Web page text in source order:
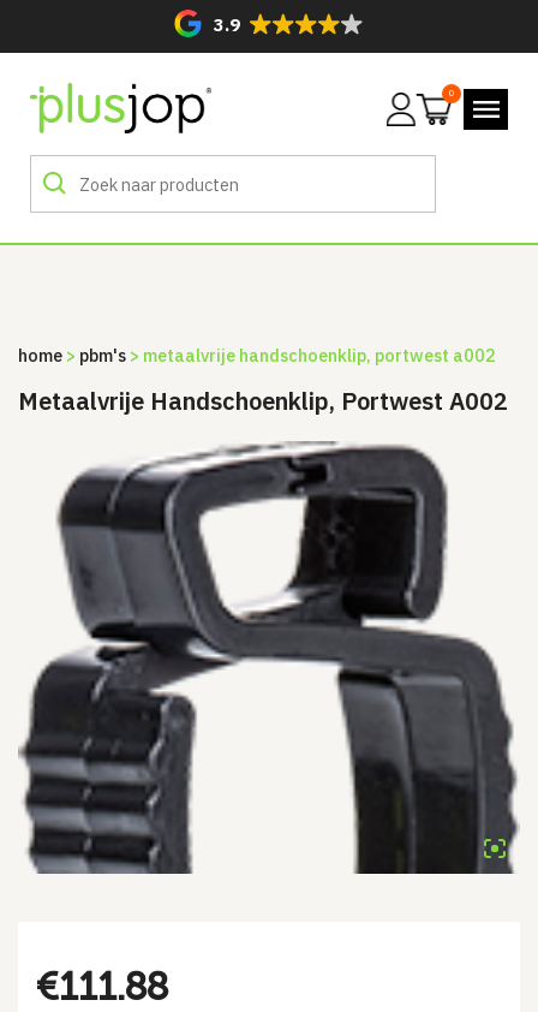
3.9
Mijn
0
home > pbm's > metaalvrije handschoenklip, portwest a002
Metaalvrije Handschoenklip, Portwest A002
€111.88